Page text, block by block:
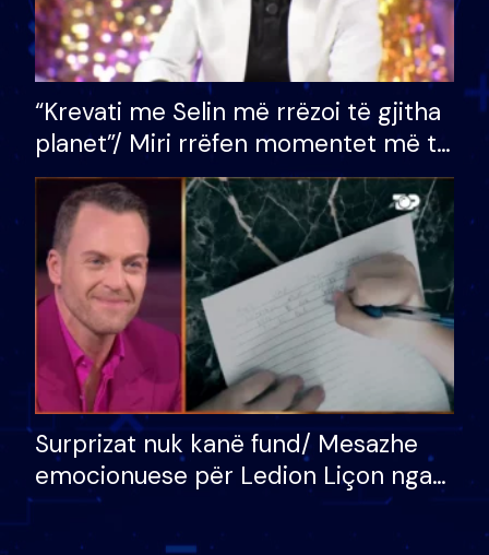
“Krevati me Selin më rrëzoi të gjitha
planet”/ Miri rrëfen momentet më të
bukura në shtëpinë e BB VIP: Do më
mungojë zilja e mëngjesit kur…
Surprizat nuk kanë fund/ Mesazhe
emocionuese për Ledion Liçon nga
nëna dhe fëmijët e tij, moderatori
nuk i mban dot lotët: Nuk meritoj…